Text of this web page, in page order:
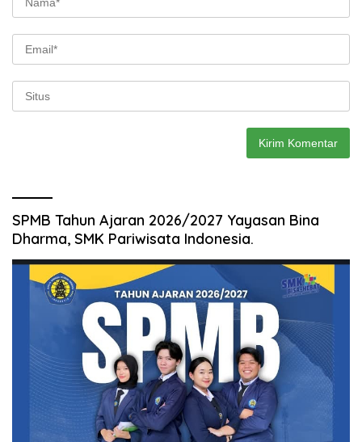
SPMB Tahun Ajaran 2026/2027 Yayasan Bina
Dharma, SMK Pariwisata Indonesia.